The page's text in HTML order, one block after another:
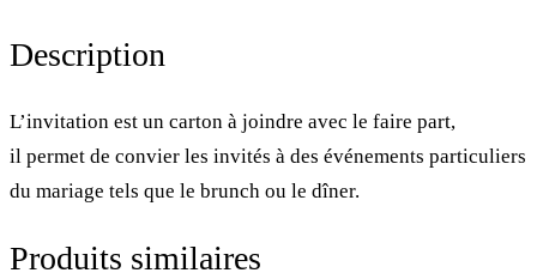
Description
L’invitation est un carton à joindre avec le faire part,
il permet de convier les invités à des événements particuliers
du mariage tels que le brunch ou le dîner.
Produits similaires